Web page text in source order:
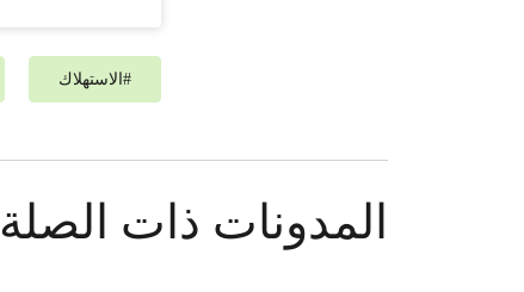
# الاستهلاك
المدونات ذات الصلة